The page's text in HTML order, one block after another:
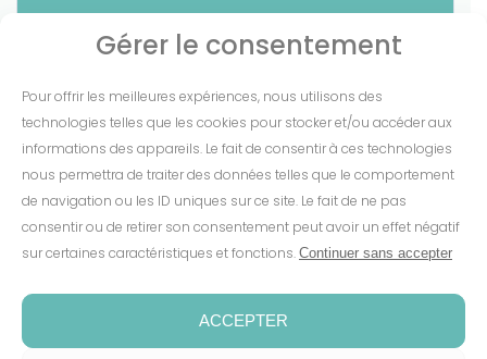
Gérer le consentement
Pour offrir les meilleures expériences, nous utilisons des
technologies telles que les cookies pour stocker et/ou accéder aux
informations des appareils. Le fait de consentir à ces technologies
nous permettra de traiter des données telles que le comportement
de navigation ou les ID uniques sur ce site. Le fait de ne pas
consentir ou de retirer son consentement peut avoir un effet négatif
sur certaines caractéristiques et fonctions. Continuer sans accepter
ACCEPTER
sur le lien présent dans nos emails.
S'INSCRIRE
Conditions de garantie-Espace presse